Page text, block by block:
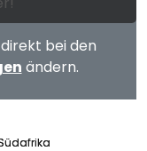
bei den
ändern.